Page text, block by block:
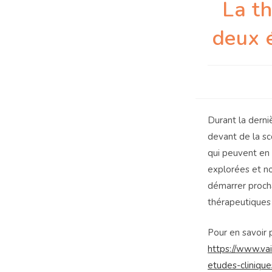
La
deux
Durant la
devant de la
qui peuvent
explorées et
démarrer
Pour en savoir
https://
etudes-